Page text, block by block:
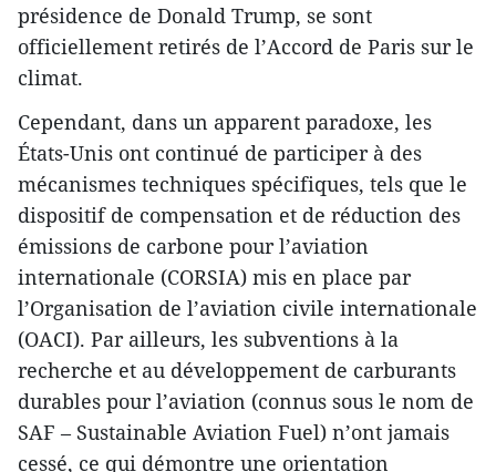
présidence de Donald Trump, se sont
officiellement retirés de l’Accord de Paris sur le
climat.
Cependant, dans un apparent paradoxe, les
États-Unis ont continué de participer à des
mécanismes techniques spécifiques, tels que le
dispositif de compensation et de réduction des
émissions de carbone pour l’aviation
internationale (CORSIA) mis en place par
l’Organisation de l’aviation civile internationale
(OACI). Par ailleurs, les subventions à la
recherche et au développement de carburants
durables pour l’aviation (connus sous le nom de
SAF – Sustainable Aviation Fuel) n’ont jamais
cessé, ce qui démontre une orientation